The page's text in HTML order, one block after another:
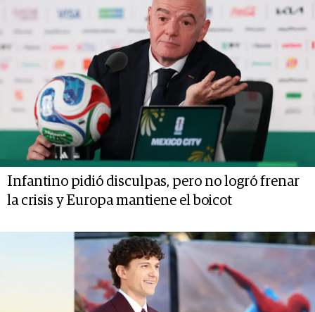
Infantino pidió disculpas, pero no logró frenar
la crisis y Europa mantiene el boicot